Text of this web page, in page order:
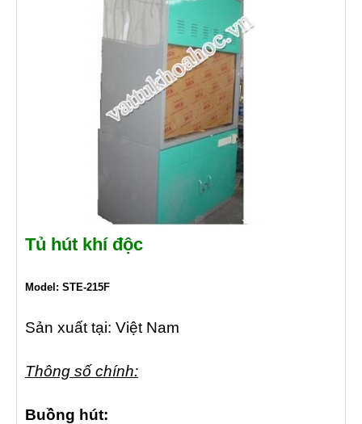
Tủ hút khí độc
Model: STE-215F
Sản xuất tại: Việt Nam
Thông số chính:
Buồng hút: